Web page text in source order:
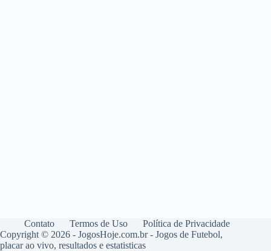
Contato Termos de Uso
Política de Privacidade
Copyright © 2026 - JogosHoje.com.br - Jogos de Futebol,
placar ao vivo, resultados e estatisticas